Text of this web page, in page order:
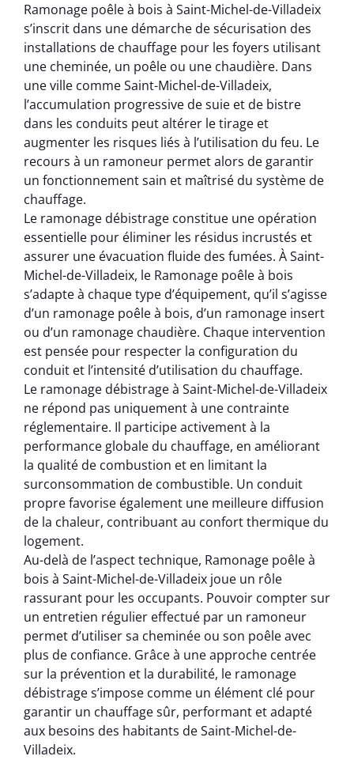
Ramonage poêle à bois à Saint-Michel-de-Villadeix
s’inscrit dans une démarche de sécurisation des
installations de chauffage pour les foyers utilisant
une cheminée, un poêle ou une chaudière. Dans
une ville comme Saint-Michel-de-Villadeix,
l’accumulation progressive de suie et de bistre
dans les conduits peut altérer le tirage et
augmenter les risques liés à l’utilisation du feu. Le
recours à un ramoneur permet alors de garantir
un fonctionnement sain et maîtrisé du système de
chauffage.
Le ramonage débistrage constitue une opération
essentielle pour éliminer les résidus incrustés et
assurer une évacuation fluide des fumées. À Saint-
Michel-de-Villadeix, le Ramonage poêle à bois
s’adapte à chaque type d’équipement, qu’il s’agisse
d’un ramonage poêle à bois, d’un ramonage insert
ou d’un ramonage chaudière. Chaque intervention
est pensée pour respecter la configuration du
conduit et l’intensité d’utilisation du chauffage.
Le ramonage débistrage à Saint-Michel-de-Villadeix
ne répond pas uniquement à une contrainte
réglementaire. Il participe activement à la
performance globale du chauffage, en améliorant
la qualité de combustion et en limitant la
surconsommation de combustible. Un conduit
propre favorise également une meilleure diffusion
de la chaleur, contribuant au confort thermique du
logement.
Au-delà de l’aspect technique, Ramonage poêle à
bois à Saint-Michel-de-Villadeix joue un rôle
rassurant pour les occupants. Pouvoir compter sur
un entretien régulier effectué par un ramoneur
permet d’utiliser sa cheminée ou son poêle avec
plus de confiance. Grâce à une approche centrée
sur la prévention et la durabilité, le ramonage
débistrage s’impose comme un élément clé pour
garantir un chauffage sûr, performant et adapté
aux besoins des habitants de Saint-Michel-de-
Villadeix.